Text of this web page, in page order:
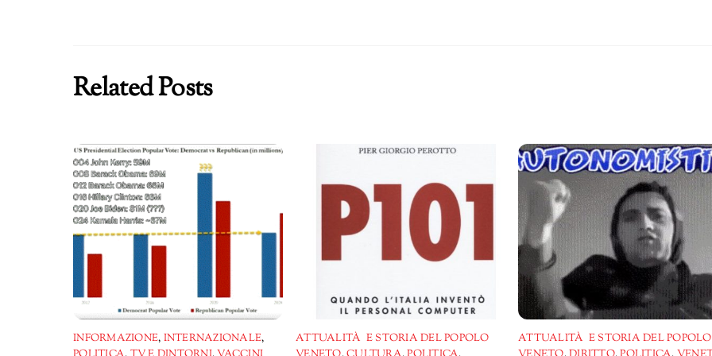
Related Posts
INFORMAZIONE, INTERNAZIONALE,
ATTUALITÀ E STORIA DEL POPOLO
ATTUALITÀ E STORIA DEL POPOLO